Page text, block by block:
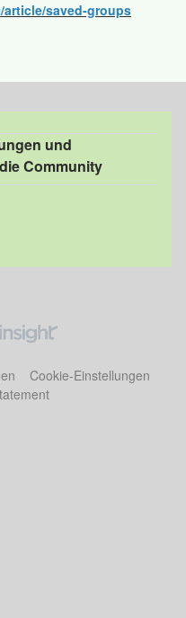
saved-groups
und
Community
Cookie-Einstellungen